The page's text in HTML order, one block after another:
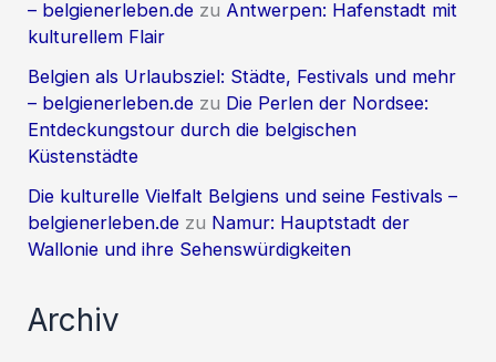
– belgienerleben.de zu Antwerpen: Hafenstadt mit
kulturellem Flair
Belgien als Urlaubsziel: Städte, Festivals und mehr
– belgienerleben.de zu Die Perlen der Nordsee:
Entdeckungstour durch die belgischen
Küstenstädte
Die kulturelle Vielfalt Belgiens und seine Festivals –
belgienerleben.de zu Namur: Hauptstadt der
Wallonie und ihre Sehenswürdigkeiten
Archiv